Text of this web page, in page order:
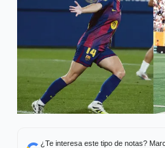
¿Te interesa este tipo de notas?